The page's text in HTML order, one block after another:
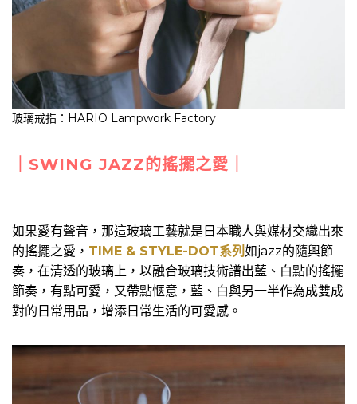
玻璃戒指：HARIO Lampwork Factory
｜SWING JAZZ的搖擺之愛｜
如果愛有聲音，那這玻璃工藝就是日本職人與媒材交織出來
的搖擺之愛， TIME & STYLE-DOT系列 如jazz的隨興節
奏，在清透的玻璃上，以融合玻璃技術譜出藍、白點的搖擺
節奏，有點可愛，又帶點愜意，藍、白與另一半作為成雙成
對的日常用品，增添日常生活的可愛感。